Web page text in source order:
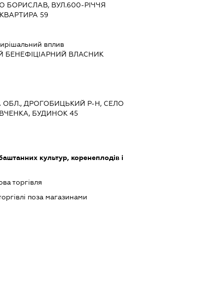
БОРИСЛАВ, ВУЛ.600-РІЧЧЯ
59
вплив
БЕНЕФІЦІАРНИЙ ВЛАСНИК
ОБЛ., ДРОГОБИЦЬКИЙ Р-Н, СЕЛО
БУДИНОК 45
культур, коренеплодів і
торгівля
поза магазинами